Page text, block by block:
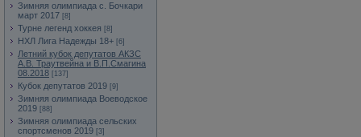
Зимняя олимпиада с. Бочкари
март 2017 [8]
Турне легенд хоккея [8]
НХЛ Лига Надежды 18+ [6]
Летний кубок депутатов АКЗС
А.В. Траутвейна и В.П.Смагина
08.2018 [137]
Кубок депутатов 2019 [9]
Зимняя олимпиада Воеводское
2019 [88]
Зимняя олимпиада сельских
спортсменов 2019 [3]